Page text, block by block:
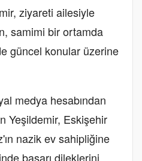
ziyareti ailesiyle
samimi bir ortamda
güncel konular üzerine
medya hesabından
Yeşildemir, Eskişehir
nazik ev sahipliğine
başarı dileklerini